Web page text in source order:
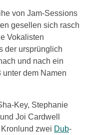
von Jam-Sessions
gesellen sich rasch
Vokalisten
der ursprünglich
und nach ein
dem Namen
Key, Stephanie
Joi Cardwell
zwei Dub-